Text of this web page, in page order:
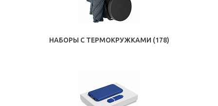
НАБОРЫ С ТЕРМОКРУЖКАМИ (178)